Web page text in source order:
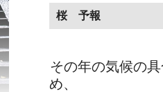
桜 予報
その年の気候の
め、